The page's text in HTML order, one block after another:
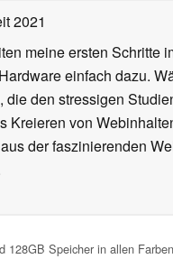
2021
meine ersten Schritte
einfach dazu.
den stressigen
Kreieren von
der faszinierenden
Speicher in allen